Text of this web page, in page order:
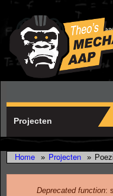
Skip to main content
Projecten
Home » Projecten »
Deprecated function: